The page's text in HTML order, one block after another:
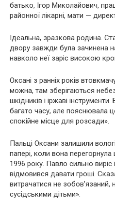
батько, Ігор Миколайович,
районної лікарні, мати —
Ідеальна, зразкова родина.
двору завжди була зачинена
навколо неї заріс високою
Оксані з ранніх років
можна, там зберігаються
шкідників і іржаві
багато часу, але пояснювала
спокійне місце для розсади».
Пальці Оксани залишили
папері, коли вона
1996 року. Павло сильно виріс
відмовився давати гроші.
витрачатися не
сусідськими дітьми».